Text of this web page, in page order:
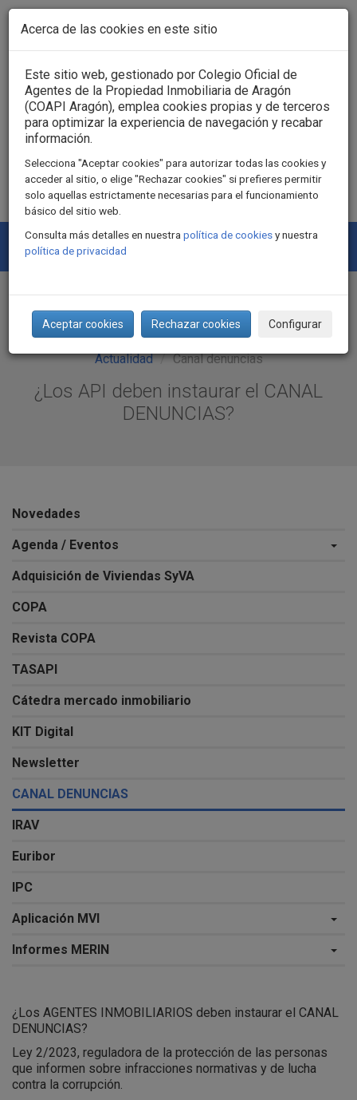
Pasar al contenido principal
Acceso usuarios
Canal denuncias
Actualidad Canal denuncias
¿Los API deben instaurar el CANAL
DENUNCIAS?
Novedades
Agenda / Eventos
Adquisición de Viviendas SyVA
COPA
Revista COPA
TASAPI
Cátedra mercado inmobiliario
KIT Digital
Newsletter
CANAL DENUNCIAS
IRAV
Euribor
IPC
Aplicación MVI
Informes MERIN
¿Los AGENTES INMOBILIARIOS deben instaurar el CANAL
DENUNCIAS?
Ley 2/2023, reguladora de la protección de las personas
que informen sobre infracciones normativas y de lucha
contra la corrupción.
Acerca de las cookies en este sitio
Este sitio web, gestionado por Colegio Oficial de
Agentes de la Propiedad Inmobiliaria de Aragón
(COAPI Aragón), emplea cookies propias y de terceros
para optimizar la experiencia de navegación y recabar
información.
Selecciona "Aceptar cookies" para autorizar todas las cookies y
acceder al sitio, o elige "Rechazar cookies" si prefieres permitir
solo aquellas estrictamente necesarias para el funcionamiento
básico del sitio web.
Consulta más detalles en nuestra política de cookiesy nuestra
política de privacidad
Aceptar cookies Rechazar cookies Configurar